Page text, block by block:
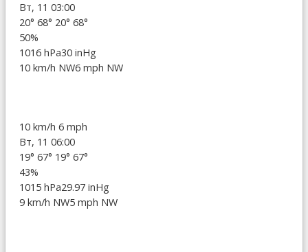
Вт, 11 03:00
20° 68° 20° 68°
50%
1016 hPa30 inHg
10 km/h NW6 mph NW
10 km/h 6 mph
Вт, 11 06:00
19° 67° 19° 67°
43%
1015 hPa29.97 inHg
9 km/h NW5 mph NW